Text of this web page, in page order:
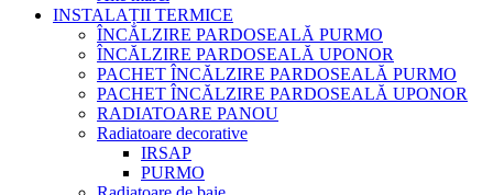
INSTALAȚII TERMICE
ÎNCĂLZIRE PARDOSEALĂ PURMO
ÎNCĂLZIRE PARDOSEALĂ UPONOR
PACHET ÎNCĂLZIRE PARDOSEALĂ PURMO
PACHET ÎNCĂLZIRE PARDOSEALĂ UPONOR
RADIATOARE PANOU
Radiatoare decorative
IRSAP
PURMO